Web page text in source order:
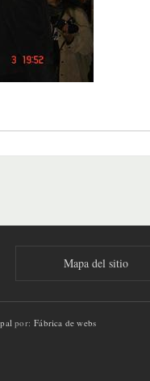
Mapa del sitio
por:Fábrica de webs